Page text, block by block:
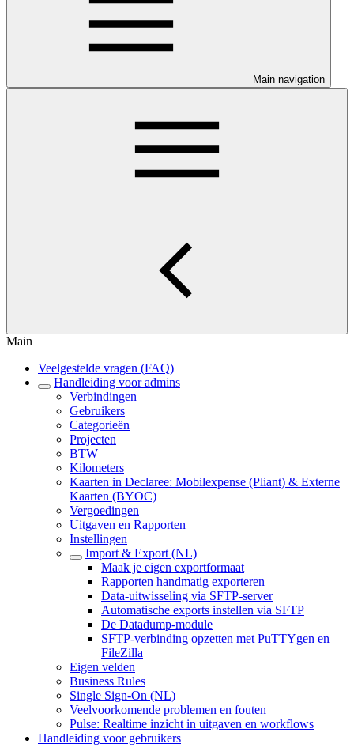
Main navigation
Main
Veelgestelde vragen (FAQ)
Handleiding voor admins
Verbindingen
Gebruikers
Categorieën
Projecten
BTW
Kilometers
Kaarten in Declaree: Mobilexpense (Pliant) & Externe
Kaarten (BYOC)
Vergoedingen
Uitgaven en Rapporten
Instellingen
Import & Export (NL)
Maak je eigen exportformaat
Rapporten handmatig exporteren
Data-uitwisseling via SFTP-server
Automatische exports instellen via SFTP
De Datadump-module
SFTP-verbinding opzetten met PuTTYgen en
FileZilla
Eigen velden
Business Rules
Single Sign-On (NL)
Veelvoorkomende problemen en fouten
Pulse: Realtime inzicht in uitgaven en workflows
Handleiding voor gebruikers